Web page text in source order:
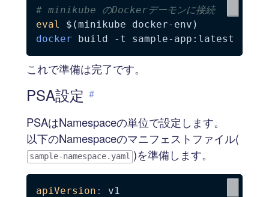
# minikube のDockerデーモンに接続
eval
$(minikube docker-env )
docker build -t sample-app:latest .
これで準備は完了です。
PSA設定 #
PSAはNamespaceの単位で設定します。
以下のNamespaceのマニフェストファイル(
sample-namespace.yaml )を準備します。
apiVersion :